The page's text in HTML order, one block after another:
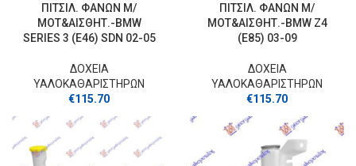
ΠΙΤΣΙΛ. ΦΑΝΩΝ Μ/
ΜΟΤ&ΑΙΣΘΗΤ.-BMW
SERIES 3 (E46) SDN 02-05
ΔΟΧΕΙΑ
ΥΑΛΟΚΑΘΑΡΙΣΤΗΡΩΝ
€115.70
ΠΙΤΣΙΛ. ΦΑΝΩΝ Μ/
ΜΟΤ&ΑΙΣΘΗΤ.-BMW Z4
(E85) 03-09
ΔΟΧΕΙΑ
ΥΑΛΟΚΑΘΑΡΙΣΤΗΡΩΝ
€115.70